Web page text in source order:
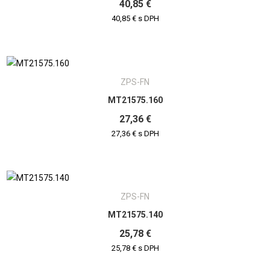
40,85 €
40,85 € s DPH
ZPS-FN
MT21575.160
27,36 €
27,36 € s DPH
ZPS-FN
MT21575.140
25,78 €
25,78 € s DPH